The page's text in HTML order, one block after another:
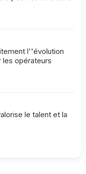
l''évolution
opérateurs
le talent et la